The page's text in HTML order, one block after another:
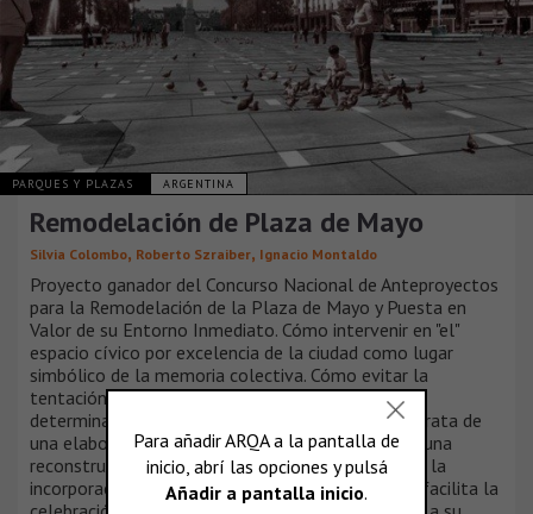
PARQUES Y PLAZAS ARGENTINA
Remodelación de Plaza de Mayo
Silvia Colombo, Roberto Szraiber, Ignacio Montaldo
Proyecto ganador del Concurso Nacional de Anteproyectos
para la Remodelación de la Plaza de Mayo y Puesta en
Valor de su Entorno Inmediato. Cómo intervenir en "el"
espacio cívico por excelencia de la ciudad como lugar
simbólico de la memoria colectiva. Cómo evitar la
tentación de la composición y/o el diseño de una
determinada cantidad de elementos urbanos. Se trata de
una elaboración altamente creativa que propone una
reconstrucción de las trazas del pasado mediante la
incorporación de tecnología contemporánea que facilita la